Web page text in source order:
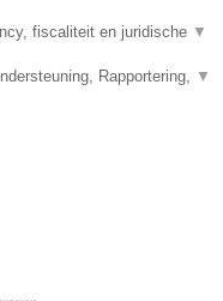
fiscaliteit en juridische ▼
Rapportering, ▼